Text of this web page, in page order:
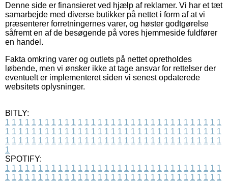
Denne side er finansieret ved hjælp af reklamer. Vi har et tæt
samarbejde med diverse butikker på nettet i form af at vi
præsenterer forretningernes varer, og høster godtgørelse
såfremt en af de besøgende på vores hjemmeside fuldfører
en handel.
Fakta omkring varer og outlets på nettet opretholdes
løbende, men vi ønsker ikke at tage ansvar for rettelser der
eventuelt er implementeret siden vi senest opdaterede
websitets oplysninger.
BITLY:
1 1 1 1 1 1 1 1 1 1 1 1 1 1 1 1 1 1 1 1 1 1 1 1 1 1 1 1 1 1 1 1 1
1 1 1 1 1 1 1 1 1 1 1 1 1 1 1 1 1 1 1 1 1 1 1 1 1 1 1 1 1 1 1 1 1
1 1 1 1 1 1 1 1 1 1 1 1 1 1 1 1 1 1 1 1 1 1 1 1 1 1 1 1 1 1 1 1 1
1
SPOTIFY:
1 1 1 1 1 1 1 1 1 1 1 1 1 1 1 1 1 1 1 1 1 1 1 1 1 1 1 1 1 1 1 1 1
1 1 1 1 1 1 1 1 1 1 1 1 1 1 1 1 1 1 1 1 1 1 1 1 1 1 1 1 1 1 1 1 1